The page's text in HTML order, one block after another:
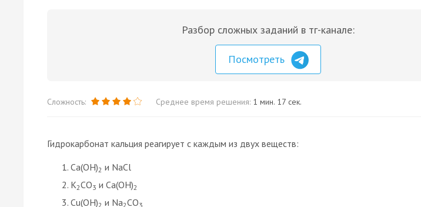
Разбор сложных заданий в тг-канале:
Посмотреть
Сложность: Среднее время решения: 1 мин. 17 сек.
Гидрокарбонат кальция реагирует с каждым из двух веществ:
Ca(OH)2 и NaCl
K2CO3 и Ca(OH)2
Cu(OH)2 и Na2CO3